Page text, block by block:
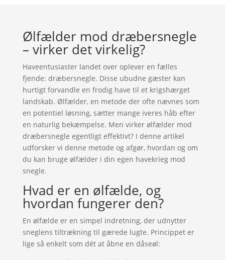
Ølfælder mod dræbersnegle
– virker det virkelig?
Haveentusiaster landet over oplever en fælles
fjende: dræbersnegle. Disse ubudne gæster kan
hurtigt forvandle en frodig have til et krigshærget
landskab. Ølfælder, en metode der ofte nævnes som
en potentiel løsning, sætter mange iveres håb efter
en naturlig bekæmpelse. Men virker ølfælder mod
dræbersnegle egentligt effektivt? I denne artikel
udforsker vi denne metode og afgør, hvordan og om
du kan bruge ølfælder i din egen havekrieg mod
snegle.
Hvad er en ølfælde, og
hvordan fungerer den?
En ølfælde er en simpel indretning, der udnytter
sneglens tiltrækning til gærede lugte. Princippet er
lige så enkelt som dét at åbne en dåseøl: